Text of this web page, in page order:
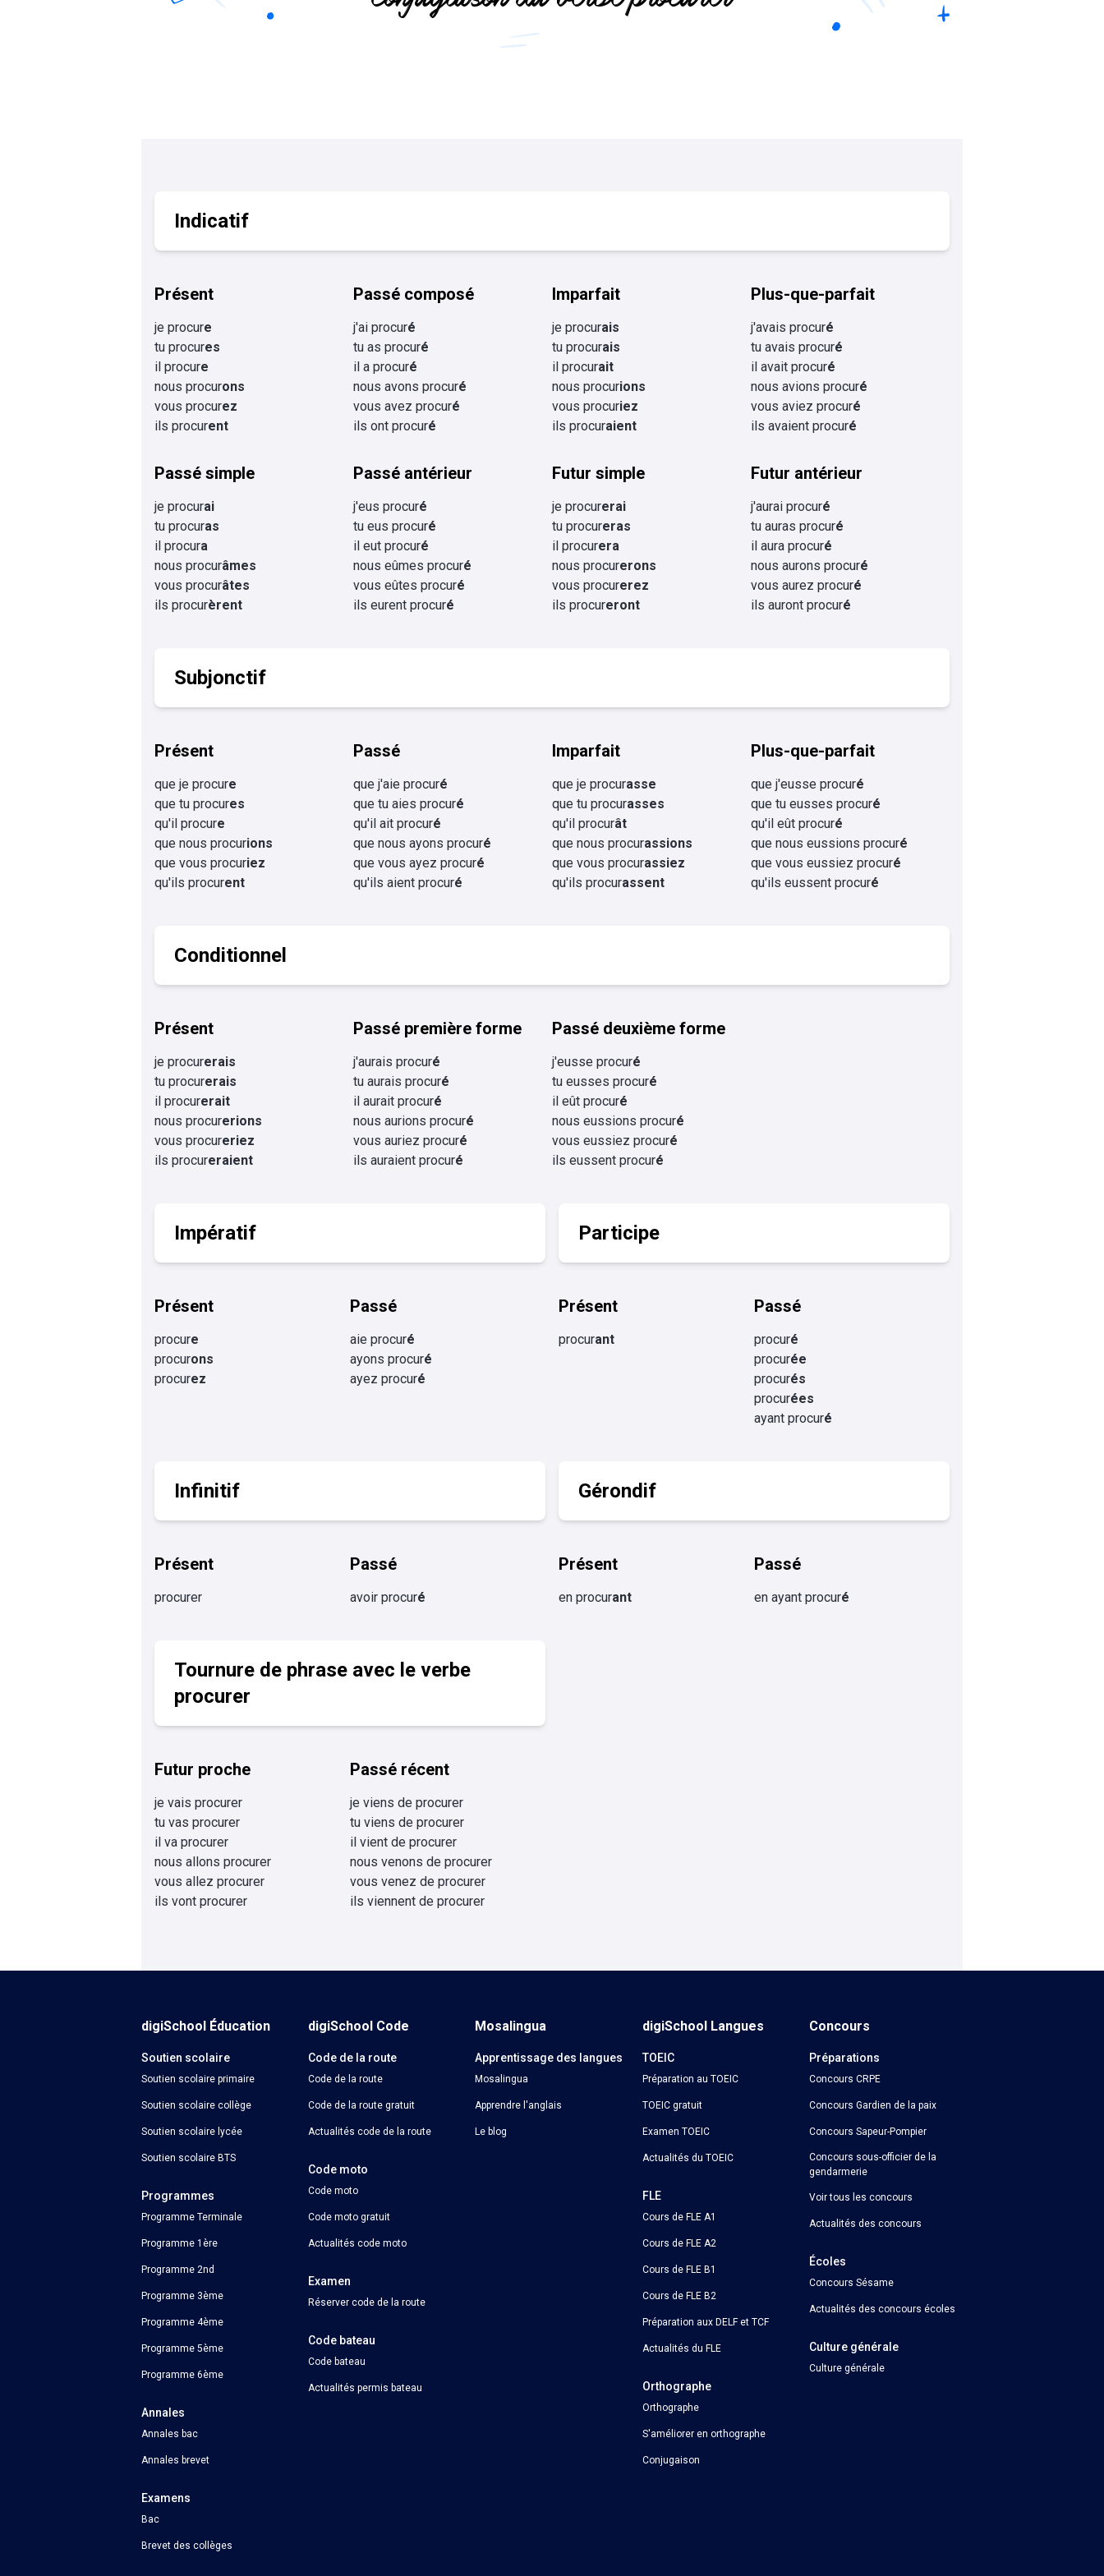
Flashcards Collège
Indicatif
Présent
je procure
tu procures
il procure
nous procurons
vous procurez
ils procurent
Passé composé
j'ai procuré
tu as procuré
il a procuré
nous avons procuré
vous avez procuré
ils ont procuré
Imparfait
je procurais
tu procurais
il procurait
nous procurions
vous procuriez
ils procuraient
Plus-que-parfait
j'avais procuré
tu avais procuré
il avait procuré
nous avions procuré
vous aviez procuré
ils avaient procuré
Passé simple
je procurai
tu procuras
il procura
nous procurâmes
vous procurâtes
ils procurèrent
Passé antérieur
j'eus procuré
tu eus procuré
il eut procuré
nous eûmes procuré
vous eûtes procuré
ils eurent procuré
Futur simple
je procurerai
tu procureras
il procurera
nous procurerons
vous procurerez
ils procureront
Futur antérieur
j'aurai procuré
tu auras procuré
il aura procuré
nous aurons procuré
vous aurez procuré
ils auront procuré
Subjonctif
Présent
que je procure
que tu procures
qu'il procure
que nous procurions
que vous procuriez
qu'ils procurent
Passé
que j'aie procuré
que tu aies procuré
qu'il ait procuré
que nous ayons procuré
que vous ayez procuré
qu'ils aient procuré
Imparfait
que je procurasse
que tu procurasses
qu'il procurât
que nous procurassions
que vous procurassiez
qu'ils procurassent
Plus-que-parfait
que j'eusse procuré
que tu eusses procuré
qu'il eût procuré
que nous eussions procuré
que vous eussiez procuré
qu'ils eussent procuré
Conditionnel
Présent
je procurerais
tu procurerais
il procurerait
nous procurerions
vous procureriez
ils procureraient
Passé première forme
j'aurais procuré
tu aurais procuré
il aurait procuré
nous aurions procuré
vous auriez procuré
ils auraient procuré
Passé deuxième forme
j'eusse procuré
tu eusses procuré
il eût procuré
nous eussions procuré
vous eussiez procuré
ils eussent procuré
Impératif
Présent
procure
procurons
procurez
Passé
aie procuré
ayons procuré
ayez procuré
Participe
Présent
procurant
Passé
procuré
procurée
procurés
procurées
ayant procuré
Infinitif
Présent
procurer
Passé
avoir procuré
Gérondif
Présent
en procurant
Passé
en ayant procuré
Tournure de phrase avec le verbe
procurer
Futur proche
je vais procurer
tu vas procurer
il va procurer
nous allons procurer
vous allez procurer
ils vont procurer
Passé récent
je viens de procurer
tu viens de procurer
il vient de procurer
nous venons de procurer
vous venez de procurer
ils viennent de procurer
digiSchool Éducation
Soutien scolaire
Soutien scolaire primaire
Soutien scolaire collège
Soutien scolaire lycée
Soutien scolaire BTS
Programmes
Programme Terminale
Programme 1ère
Programme 2nd
Programme 3ème
Programme 4ème
Programme 5ème
Programme 6ème
Annales
Annales bac
Annales brevet
Examens
Bac
Brevet des collèges
digiSchool Code
Code de la route
Code de la route
Code de la route gratuit
Actualités code de la route
Code moto
Code moto
Code moto gratuit
Actualités code moto
Examen
Réserver code de la route
Code bateau
Code bateau
Actualités permis bateau
Mosalingua
Apprentissage des langues
Mosalingua
Apprendre l'anglais
Le blog
digiSchool Langues
TOEIC
Préparation au TOEIC
TOEIC gratuit
Examen TOEIC
Actualités du TOEIC
FLE
Cours de FLE A1
Cours de FLE A2
Cours de FLE B1
Cours de FLE B2
Préparation aux DELF et TCF
Actualités du FLE
Orthographe
Orthographe
S'améliorer en orthographe
Conjugaison
Concours
Préparations
Concours CRPE
Concours Gardien de la paix
Concours Sapeur-Pompier
Concours sous-officier de la
gendarmerie
Voir tous les concours
Actualités des concours
Écoles
Concours Sésame
Actualités des concours écoles
Culture générale
Culture générale